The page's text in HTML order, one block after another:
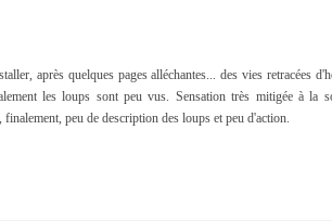
après quelques pages alléchantes... des vies retracées
les loups sont peu vus. Sensation très mitigée à la
peu de description des loups et peu d'action.